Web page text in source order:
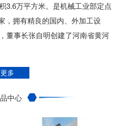
3.6万平方米。是机械工业部定点
，拥有精良的国内、外加工设
董事长张自明创建了河南省黄河
更多
中心